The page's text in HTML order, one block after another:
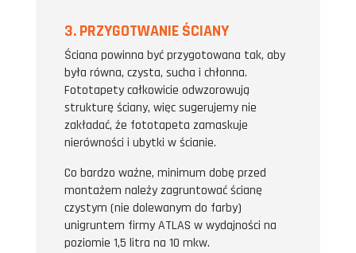
3. PRZYGOTWANIE ŚCIANY
Ściana powinna być przygotowana tak, aby
była równa, czysta, sucha i chłonna.
Fototapety całkowicie odwzorowują
strukturę ściany, więc sugerujemy nie
zakładać, że fototapeta zamaskuje
nierówności i ubytki w ścianie.
Co bardzo ważne, minimum dobę przed
montażem należy zagruntować ścianę
czystym (nie dolewanym do farby)
unigruntem firmy ATLAS w wydajności na
poziomie 1,5 litra na 10 mkw.